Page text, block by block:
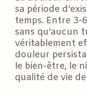
sa période
temps. Entre 3-
sans qu’aucun
véritablement
douleur
le bien-être, le
qualité de vie